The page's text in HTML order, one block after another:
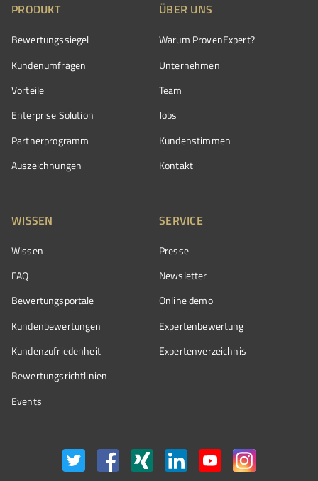
PRODUKT
Bewertungssiegel
Kundenumfragen
Vorteile
Enterprise Solution
Partnerprogramm
Auszeichnungen
ÜBER UNS
Warum ProvenExpert?
Unternehmen
Team
Jobs
Kundenstimmen
Kontakt
WISSEN
Wissen
FAQ
Bewertungsportale
Kundenbewertungen
Kundenzufriedenheit
Bewertungs­richtlinien
Events
SERVICE
Presse
Newsletter
Online demo
Expertenbewertung
Expertenverzeichnis